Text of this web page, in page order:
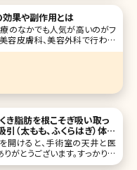
効果や副作用とは
のなかでも人気が高いのがフ
容皮膚科、美容外科で行われ
類がありますが、フラクショナ
があるのでしょうか。ここでは
本的な知識から最新の施術情
き脂肪を根こそぎ吸い取っ
（太もも、ふくらはぎ）体験
開けると、手術室の天井と医
がとうございます。すっかり寝
か?」「今2時半だから、4時間で